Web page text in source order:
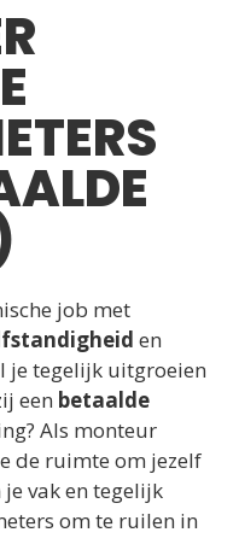
job met
en
je tegelijk uitgroeien
een betaalde
Als monteur
de ruimte om jezelf
vak en tegelijk
om te ruilen in